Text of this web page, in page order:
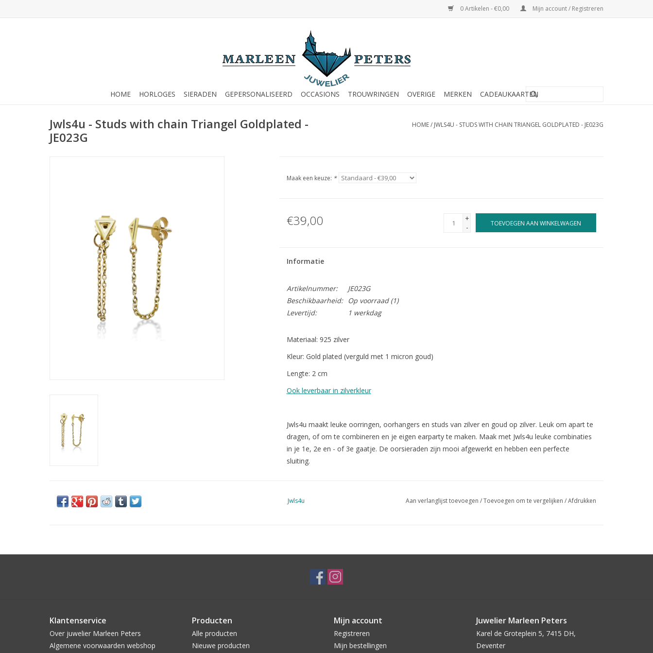
0 Artikelen - €0,00 Mijn account / Registreren
HOME HORLOGES SIERADEN GEPERSONALISEERD OCCASIONS TROUWRINGEN OVERIGE MERKEN CADEAUKAARTEN
Jwls4u - Studs with chain Triangel Goldplated -
JE023G
HOME/ JWLS4U - STUDS WITH CHAIN TRIANGEL GOLDPLATED - JE023G
Maak een keuze: *
€39,00
+
-
TOEVOEGEN AAN WINKELWAGEN
Informatie
Artikelnummer:
JE023G
Beschikbaarheid:
Op voorraad(1)
Levertijd:
1 werkdag
Materiaal: 925 zilver
Kleur: Gold plated (verguld met 1 micron goud)
Lengte: 2 cm
Ook leverbaar in zilverkleur
Jwls4u maakt leuke oorringen, oorhangers en studs van zilver en goud op zilver. Leuk om apart te
dragen, of om te combineren en je eigen earparty te maken. Maak met Jwls4u leuke combinaties
in je 1e, 2e en - of 3e gaatje. De oorsieraden zijn mooi afgewerkt en hebben een perfecte
sluiting.
Jwls4u Aan verlanglijst toevoegen /Toevoegen om te vergelijken /Afdrukken
Klantenservice
Over juwelier Marleen Peters
Algemene voorwaarden webshop
Producten
Alle producten
Nieuwe producten
Mijn account
Registreren
Mijn bestellingen
Juwelier Marleen Peters
Karel de Groteplein 5, 7415 DH,
Deventer